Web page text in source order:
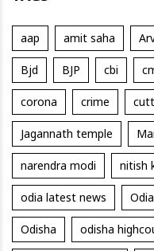
aap amit saha
Bjd BJP cbi
corona crime
Jagannath temple
narendra modi nitish
odia latest news
Odisha odisha